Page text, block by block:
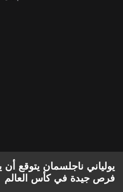
يولياني ناجلسمان يتوقع
فرص جيدة في كأس العالم